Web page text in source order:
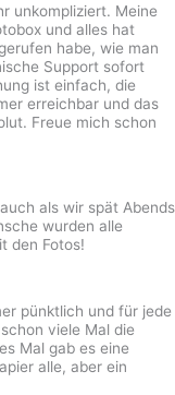
unkompliziert. Meine
und alles hat
habe, wie man
Support sofort
ist einfach, die
erreichbar und das
Freue mich schon
als wir spät Abends
wurden alle
den Fotos!
pünktlich und für jede
viele Mal die
Mal gab es eine
alle, aber ein